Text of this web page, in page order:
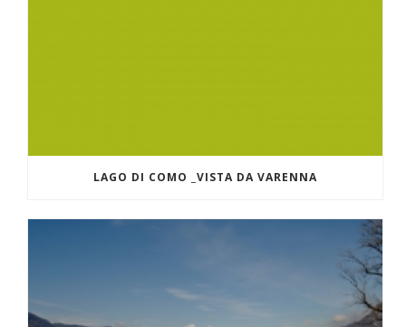
LAGO DI COMO _VISTA DA VARENNA